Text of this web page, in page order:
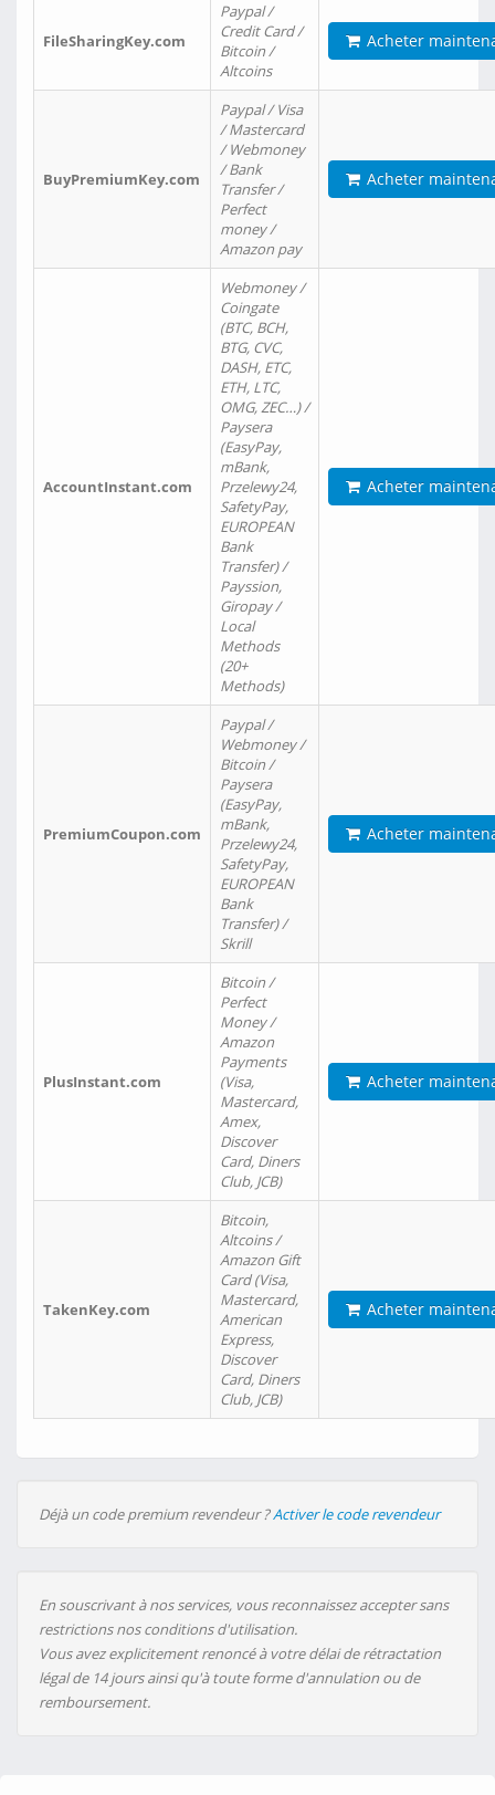
FileSharingKey.com
Paypal /
Credit Card /
Bitcoin /
Altcoins
Acheter
BuyPremiumKey.com
Paypal / Visa
/ Mastercard
/ Webmoney
/ Bank
Transfer /
Perfect
money /
Amazon pay
Acheter
AccountInstant.com
Webmoney /
Coingate
(BTC, BCH,
BTG, CVC,
DASH, ETC,
ETH, LTC,
OMG, ZEC…) /
Paysera
(EasyPay,
mBank,
Przelewy24,
SafetyPay,
EUROPEAN
Bank
Transfer) /
Payssion,
Giropay /
Local
Methods
(20+
Methods)
Acheter
PremiumCoupon.com
Paypal /
Webmoney /
Bitcoin /
Paysera
(EasyPay,
mBank,
Przelewy24,
SafetyPay,
EUROPEAN
Bank
Transfer) /
Skrill
Acheter
PlusInstant.com
Bitcoin /
Perfect
Money /
Amazon
Payments
(Visa,
Mastercard,
Amex,
Discover
Card, Diners
Club, JCB)
Acheter
TakenKey.com
Bitcoin,
Altcoins /
Amazon Gift
Card (Visa,
Mastercard,
American
Express,
Discover
Card, Diners
Club, JCB)
Acheter
Déjà un code premium revendeur ?Activer le code revendeur
En souscrivant à nos services, vous reconnaissez accepter sans
restrictions nos conditions d'utilisation.
Vous avez explicitement renoncé à votre délai de rétractation
légal de 14 jours ainsi qu'à toute forme d'annulation ou de
remboursement.